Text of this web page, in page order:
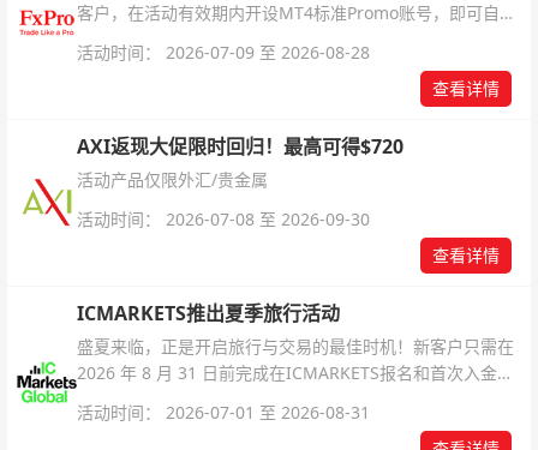
客户，在活动有效期内开设MT4标准Promo账号，即可自动
活动时间： 2026-07-09 至 2026-08-28
查看详情
AXI返现大促限时回归！最高可得$720
活动产品仅限外汇/贵金属
活动时间： 2026-07-08 至 2026-09-30
查看详情
ICMARKETS推出夏季旅行活动
盛夏来临，正是开启旅行与交易的最佳时机！新客户只需在
2026 年 8 月 31 日前完成在ICMARKETS报名和首次入金即
活动时间： 2026-07-01 至 2026-08-31